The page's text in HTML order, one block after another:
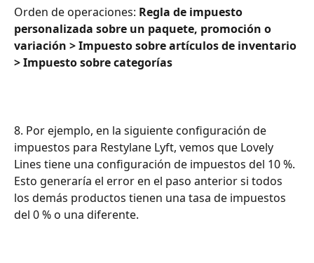
Orden de operaciones: Regla de impuesto
personalizada sobre un paquete, promoción o
variación > Impuesto sobre artículos de inventario
> Impuesto sobre categorías
8. Por ejemplo, en la siguiente configuración de
impuestos para Restylane Lyft, vemos que Lovely
Lines tiene una configuración de impuestos del 10 %.
Esto generaría el error en el paso anterior si todos
los demás productos tienen una tasa de impuestos
del 0 % o una diferente.